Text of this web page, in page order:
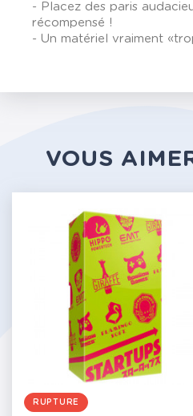
- Placez des paris
récompensé !
- Un matériel vraiment
VOUS
RUPTURE